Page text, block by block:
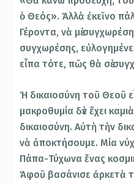
ὁ Θεός». Ἀλλὰ ἐκεῖνο
Γέροντα, νὰ μὲ
συγχωρέσης,
εἶπα τότε, πῶς θὰ σὲ
Ἡ δικαιοσύνη τοῦ Θεοῦ
μακροθυμία δὲν ἔχει
δικαιοσύνη. Αὐτὴ τὴν
νὰ ἀποκτήσουμε. Μία
Πάπα-Τύχωνα ἕνας
Ἀφοῦ βασάνισε ἀρκετὰ